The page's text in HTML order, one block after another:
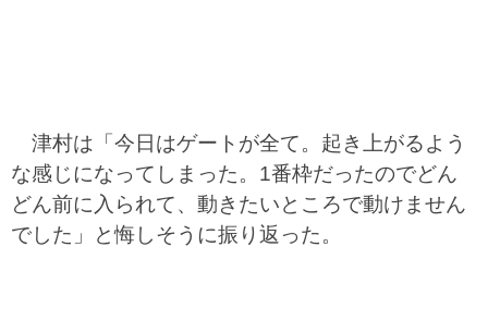
津村は「今日はゲートが全て。起き上がるよう
な感じになってしまった。1番枠だったのでどん
どん前に入られて、動きたいところで動けません
でした」と悔しそうに振り返った。